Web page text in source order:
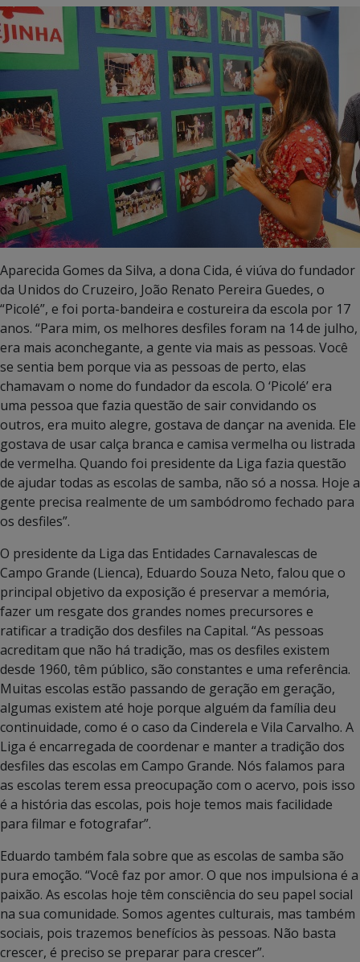
Aparecida Gomes da Silva, a dona Cida, é viúva do fundador
da Unidos do Cruzeiro, João Renato Pereira Guedes, o
“Picolé”, e foi porta-bandeira e costureira da escola por 17
anos. “Para mim, os melhores desfiles foram na 14 de julho,
era mais aconchegante, a gente via mais as pessoas. Você
se sentia bem porque via as pessoas de perto, elas
chamavam o nome do fundador da escola. O ‘Picolé’ era
uma pessoa que fazia questão de sair convidando os
outros, era muito alegre, gostava de dançar na avenida. Ele
gostava de usar calça branca e camisa vermelha ou listrada
de vermelha. Quando foi presidente da Liga fazia questão
de ajudar todas as escolas de samba, não só a nossa. Hoje a
gente precisa realmente de um sambódromo fechado para
os desfiles”.
O presidente da Liga das Entidades Carnavalescas de
Campo Grande (Lienca), Eduardo Souza Neto, falou que o
principal objetivo da exposição é preservar a memória,
fazer um resgate dos grandes nomes precursores e
ratificar a tradição dos desfiles na Capital. “As pessoas
acreditam que não há tradição, mas os desfiles existem
desde 1960, têm público, são constantes e uma referência.
Muitas escolas estão passando de geração em geração,
algumas existem até hoje porque alguém da família deu
continuidade, como é o caso da Cinderela e Vila Carvalho. A
Liga é encarregada de coordenar e manter a tradição dos
desfiles das escolas em Campo Grande. Nós falamos para
as escolas terem essa preocupação com o acervo, pois isso
é a história das escolas, pois hoje temos mais facilidade
para filmar e fotografar”.
Eduardo também fala sobre que as escolas de samba são
pura emoção. “Você faz por amor. O que nos impulsiona é a
paixão. As escolas hoje têm consciência do seu papel social
na sua comunidade. Somos agentes culturais, mas também
sociais, pois trazemos benefícios às pessoas. Não basta
crescer, é preciso se preparar para crescer”.